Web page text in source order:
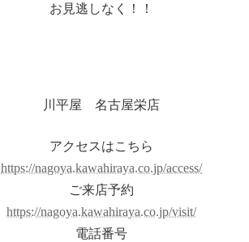
お見逃しなく！！
川平屋 名古屋栄店
アクセスはこちら
https://nagoya.kawahiraya.co.jp/access/
ご来店予約
https://nagoya.kawahiraya.co.jp/visit/
電話番号